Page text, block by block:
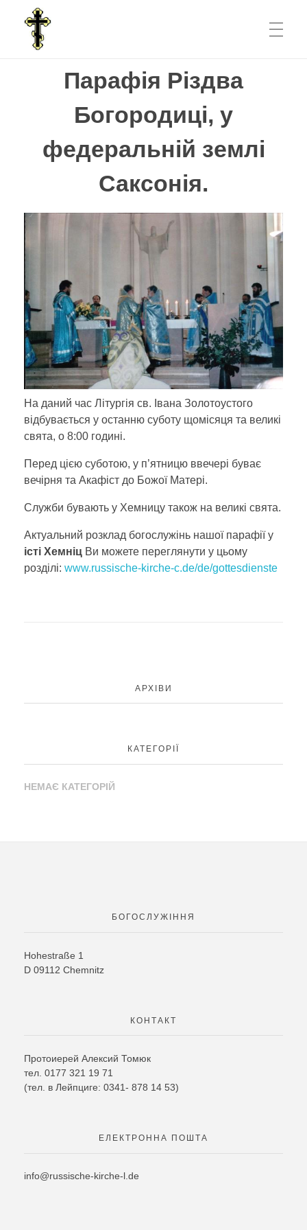
ГЛАВНАЯ СТРАНИЦА
БОГОСЛУЖЕНИЯ
О ПРИХОДЕ
Наша вера
Богослужения
Фотографии
О приходе
РУССКИЙ
DEUTSCH
ENGLISH
Парафія Різдва
Богородиці, у
федеральній землі
Саксонія.
На даний час Літургія св. Івана Золотоустого
відбувається у останню суботу щомісяця та великі
свята, o 8:00 годині.
Перед цією суботою, у п’ятницю ввечері буває
вечірня та Акафіст до Божої Матері.
Служби бувають у Хемницу також на великі свята.
Актуальний розклад богослужінь нашої парафії у
істі Хемніц Ви можете переглянути у цьому
розділі: www.russische-kirche-c.de/de/gottesdienste
АРХІВИ
КАТЕГОРІЇ
НЕМАЄ КАТЕГОРІЙ
БОГОСЛУЖІННЯ
Hohestraße 1
D 09112 Chemnitz
КОНТАКТ
Протоиерей Алексий Томюк
тел. 0177 321 19 71
(тел. в Лейпциге: 0341- 878 14 53)
ЕЛЕКТРОННА ПОШТА
info@russische-kirche-l.de